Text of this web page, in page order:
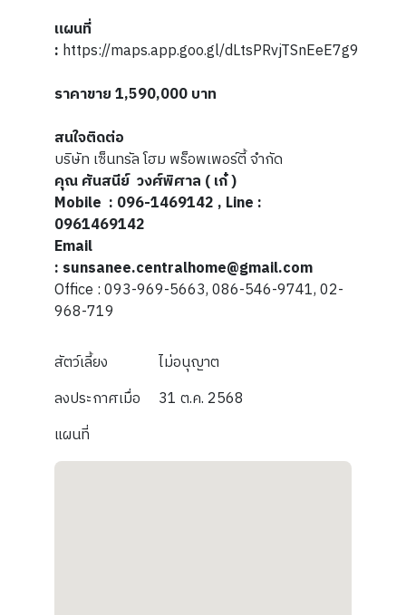
แผนที่
: https://maps.app.goo.gl/dLtsPRvjTSnEeE7g9
ราคาขาย 1,590,000 บาท
สนใจติดต่อ
บริษัท เซ็นทรัล โฮม พร็อพเพอร์ตี้ จำกัด
คุณ ศันสนีย์ วงศ์พิศาล ( เก๋ )
Mobile : 096-1469142 , Line :
0961469142
Email
: sunsanee.centralhome@gmail.com
Office : 093-969-5663, 086-546-9741, 02-
968-719
สัตว์เลี้ยง
ไม่อนุญาต
ลงประกาศเมื่อ
31 ต.ค. 2568
แผนที่